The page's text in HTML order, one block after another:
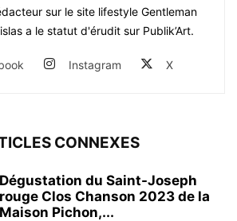
sur le site lifestyle Gentleman
a le statut d'érudit sur Publik’Art.
Instagram X
CONNEXES
Dégustation du Saint-Joseph
rouge Clos Chanson 2023 de la
Maison Pichon,...